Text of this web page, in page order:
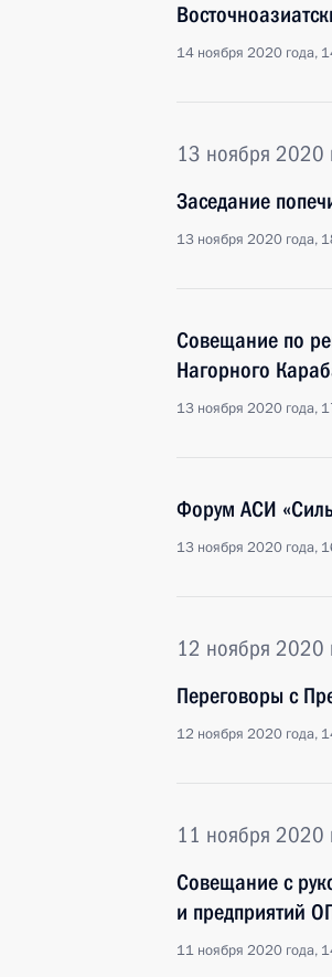
14 ноября 2020 года,
13 ноября 2020
Заседание
13 ноября 2020 года,
Совещание по
Нагорного
13 ноября 2020 года,
Форум АСИ
13 ноября 2020 года,
12 ноября 2020
Переговоры с
12 ноября 2020 года,
11 ноября 2020
Совещание с
и предприятий
11 ноября 2020 года,